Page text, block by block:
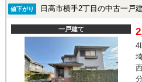
値下がり 日高市横手2丁目の中古一戸
一戸建て
分